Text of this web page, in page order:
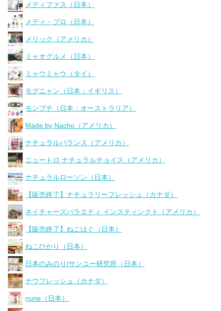
メディファス（日本）
メディ・プロ（日本）
メリック（アメリカ）
ミャオグルメ（日本）
ミャウミャウ（タイ）
モグニャン（日本：イギリス）
モンプチ（日本：オーストラリア）
Made by Nacho（アメリカ）
ナチュラルバランス（アメリカ）
ニュートロ ナチュラルチョイス（アメリカ）
ナチュラルローソン（日本）
【販売終了】ナチュラリーフレッシュ（カナダ）
ネイチャーズバラエティ インスティンクト（アメリカ）
【販売終了】ねこはぐ（日本）
ねこひかり（日本）
日本のみのり/サンユー研究所（日本）
ナウフレッシュ（カナダ）
nune（日本）